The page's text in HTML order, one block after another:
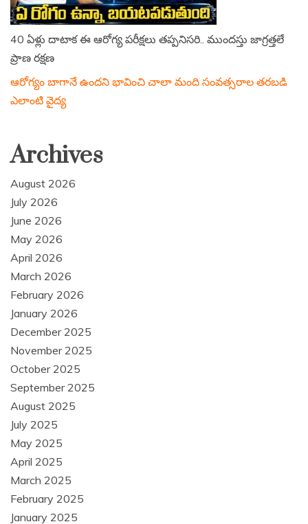
40 ఏళ్లు దాటాక ఈ ఆరోగ్య పరీక్షలు తప్పనిసరి.. ముందస్తు జాగ్రత్తలే
ప్రాణ రక్షణ
ఆరోగ్యం బాగానే ఉందని భావించి చాలా మంది సంవత్సరాల తరబడి
ఎలాంటి వైద్య
Archives
August 2026
July 2026
June 2026
May 2026
April 2026
March 2026
February 2026
January 2026
December 2025
November 2025
October 2025
September 2025
August 2025
July 2025
May 2025
April 2025
March 2025
February 2025
January 2025